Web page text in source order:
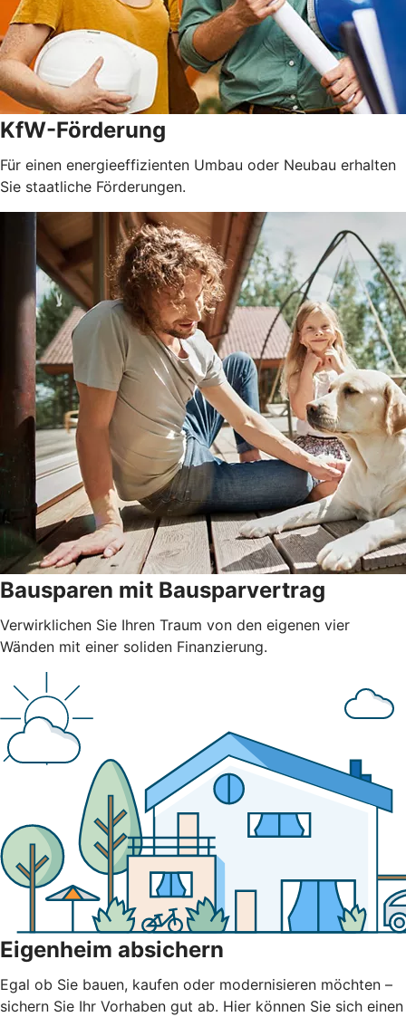
KfW-Förderung
Für einen energieeffizienten Umbau oder Neubau erhalten
Sie staatliche Förderungen.
Bausparen mit Bausparvertrag
Verwirklichen Sie Ihren Traum von den eigenen vier
Wänden mit einer soliden Finanzierung.
Eigenheim absichern
Egal ob Sie bauen, kaufen oder modernisieren möchten –
sichern Sie Ihr Vorhaben gut ab. Hier können Sie sich einen